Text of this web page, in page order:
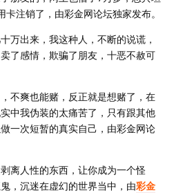
注销了，由彩金网论坛独家发布。
万出来，我这种人，不断的说谎，
了感情，欺骗了朋友，十恶不赦可
不爽也能赌，反正就是想赌了，在
中我伪装的太痛苦了，只有跟其他
一次短暂的真实自己，由彩金网论
离人性的东西，让你成为一个怪
，沉迷在虚幻的世界当中，由彩金